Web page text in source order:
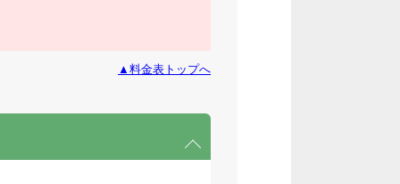
▲料金表トップへ